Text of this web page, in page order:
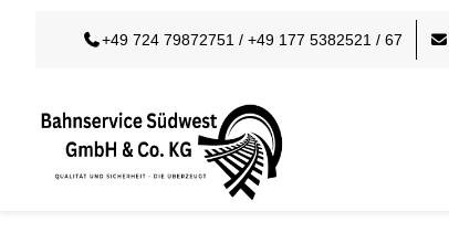
+49 724 79872751 / +49 177 5382521 / 67